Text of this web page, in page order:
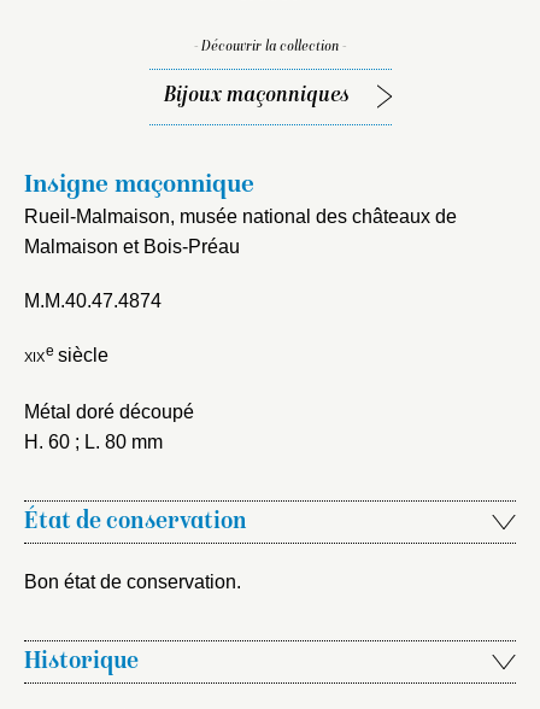
- Découvrir la collection -
Bijoux maçonniques
Insigne maçonnique
Rueil-Malmaison, musée national des châteaux de
Malmaison et Bois-Préau
M.M.40.47.4874
xixe siècle
Métal doré découpé
H. 60 ; L. 80 mm
État de conservation
Bon état de conservation.
Historique
Choix du dossier où ajouter la
notice
Nom du dossier
Valider
Nouveau dossier
Connexion
Courriel